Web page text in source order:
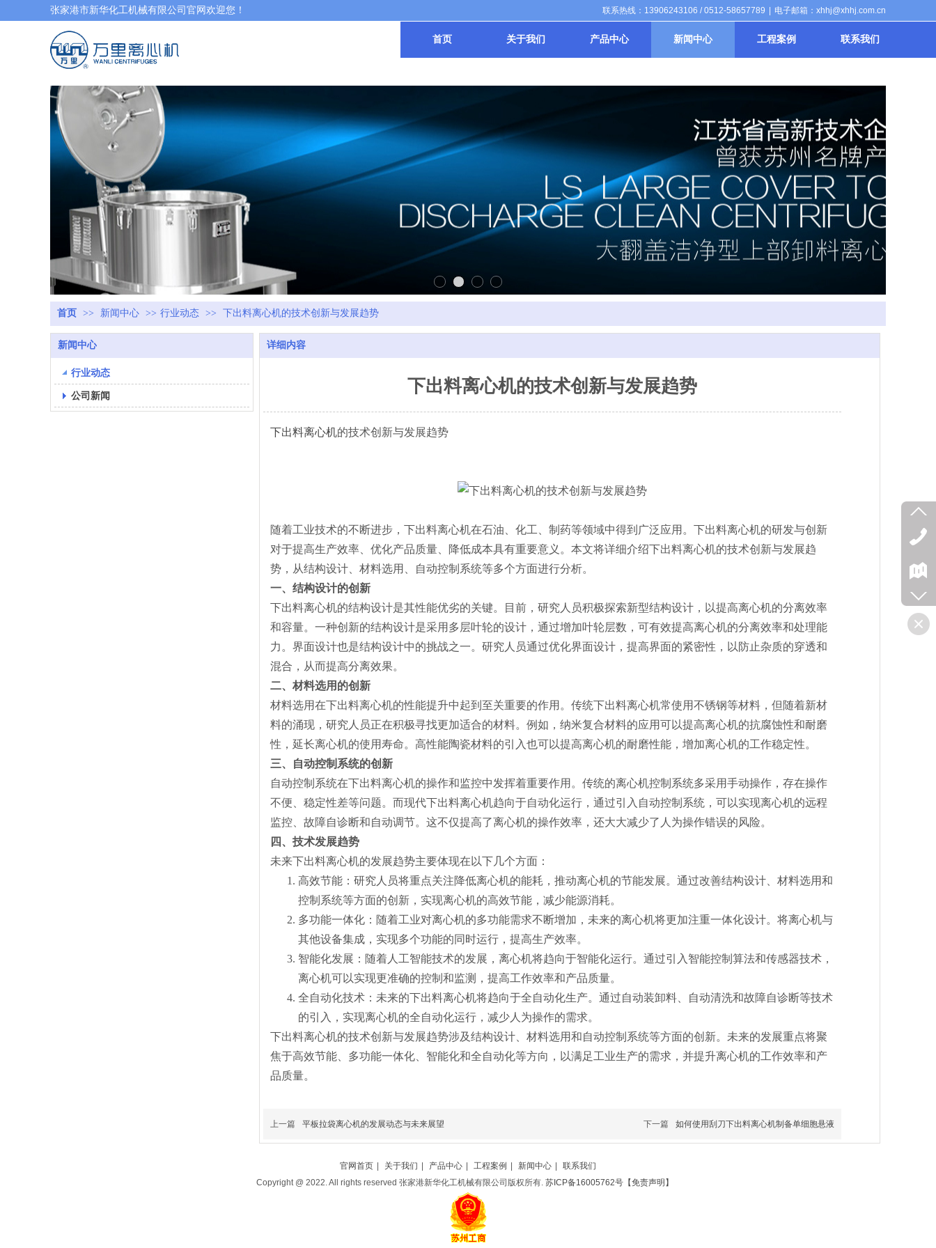
张家港市新华化工机械有限公司官网欢迎您！
首页 关于我们 产品中心 新闻中心 工程案例 联系我们
联系热线：13906243106 / 0512-58657789 电子邮箱：xhhj@xhhj.com.cn
首页 >> 新闻中心 >> 行业动态 >> 下出料离心机的技术创新与发展趋势
新闻中心
行业动态
公司新闻
详细内容
下出料离心机的技术创新与发展趋势
下出料离心机的技术创新与发展趋势
随着工业技术的不断进步，下出料离心机在石油、化工、制药等领域中得到广泛应用。下出料离心机的研发与创新
对于提高生产效率、优化产品质量、降低成本具有重要意义。本文将详细介绍下出料离心机的技术创新与发展趋
势，从结构设计、材料选用、自动控制系统等多个方面进行分析。
一、结构设计的创新
下出料离心机的结构设计是其性能优劣的关键。目前，研究人员积极探索新型结构设计，以提高离心机的分离效率
和容量。一种创新的结构设计是采用多层叶轮的设计，通过增加叶轮层数，可有效提高离心机的分离效率和处理能
力。界面设计也是结构设计中的挑战之一。研究人员通过优化界面设计，提高界面的紧密性，以防止杂质的穿透和
混合，从而提高分离效果。
二、材料选用的创新
材料选用在下出料离心机的性能提升中起到至关重要的作用。传统下出料离心机常使用不锈钢等材料，但随着新材
料的涌现，研究人员正在积极寻找更加适合的材料。例如，纳米复合材料的应用可以提高离心机的抗腐蚀性和耐磨
性，延长离心机的使用寿命。高性能陶瓷材料的引入也可以提高离心机的耐磨性能，增加离心机的工作稳定性。
三、自动控制系统的创新
自动控制系统在下出料离心机的操作和监控中发挥着重要作用。传统的离心机控制系统多采用手动操作，存在操作
不便、稳定性差等问题。而现代下出料离心机趋向于自动化运行，通过引入自动控制系统，可以实现离心机的远程
监控、故障自诊断和自动调节。这不仅提高了离心机的操作效率，还大大减少了人为操作错误的风险。
四、技术发展趋势
未来下出料离心机的发展趋势主要体现在以下几个方面：
高效节能：研究人员将重点关注降低离心机的能耗，推动离心机的节能发展。通过改善结构设计、材料选用和
控制系统等方面的创新，实现离心机的高效节能，减少能源消耗。
多功能一体化：随着工业对离心机的多功能需求不断增加，未来的离心机将更加注重一体化设计。将离心机与
其他设备集成，实现多个功能的同时运行，提高生产效率。
智能化发展：随着人工智能技术的发展，离心机将趋向于智能化运行。通过引入智能控制算法和传感器技术，
离心机可以实现更准确的控制和监测，提高工作效率和产品质量。
全自动化技术：未来的下出料离心机将趋向于全自动化生产。通过自动装卸料、自动清洗和故障自诊断等技术
的引入，实现离心机的全自动化运行，减少人为操作的需求。
下出料离心机的技术创新与发展趋势涉及结构设计、材料选用和自动控制系统等方面的创新。未来的发展重点将聚
焦于高效节能、多功能一体化、智能化和全自动化等方向，以满足工业生产的需求，并提升离心机的工作效率和产
品质量。
上一篇 平板拉袋离心机的发展动态与未来展望 下一篇 如何使用刮刀下出料离心机制备单细胞悬液
官网首页 关于我们 产品中心 工程案例 新闻中心
联系我们
Copyright @ 2022. All rights reserved 张家港新华化工机械有限公司版权所有. 苏ICP备16005762号 【免责声明】